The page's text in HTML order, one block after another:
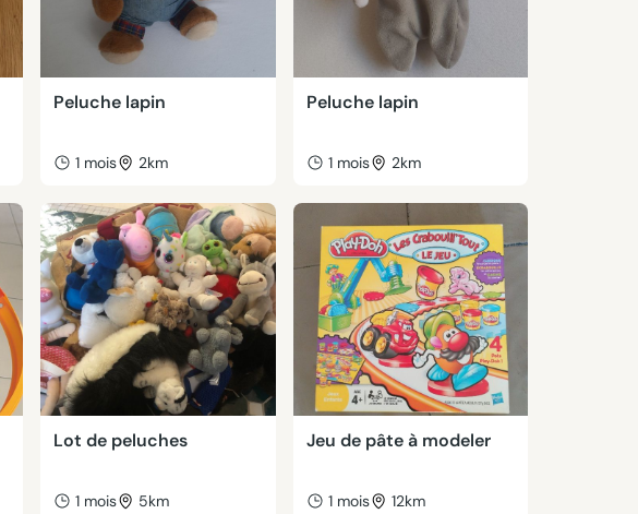
Peluche lapin
1 mois 2km
Peluche lapin
1 mois 2km
Lot de peluches
1 mois 5km
Jeu de pâte à modeler
1 mois 12km